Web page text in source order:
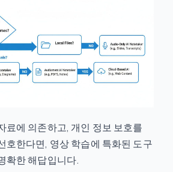
료에 의존하고, 개인 정보 보호를
호한다면, 영상 학습에 특화된 도구
확한 해답입니다.